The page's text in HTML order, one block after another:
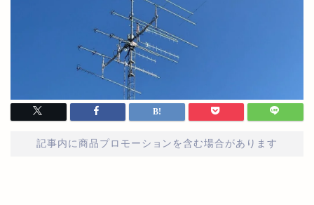
記事内に商品プロモーションを含む場合があります